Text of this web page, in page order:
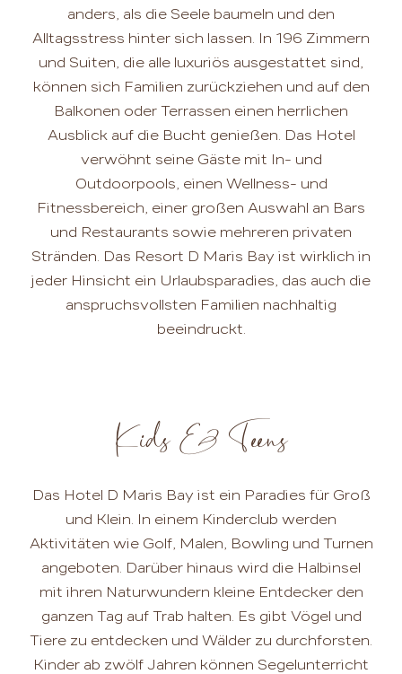
anders, als die Seele baumeln und den
Alltagsstress hinter sich lassen. In 196 Zimmern
und Suiten, die alle luxuriös ausgestattet sind,
können sich Familien zurückziehen und auf den
Balkonen oder Terrassen einen herrlichen
Ausblick auf die Bucht genießen. Das Hotel
verwöhnt seine Gäste mit In- und
Outdoorpools, einen Wellness- und
Fitnessbereich, einer großen Auswahl an Bars
und Restaurants sowie mehreren privaten
Stränden. Das Resort D Maris Bay ist wirklich in
jeder Hinsicht ein Urlaubsparadies, das auch die
anspruchsvollsten Familien nachhaltig
beeindruckt.
Kids & Teens
Das Hotel D Maris Bay ist ein Paradies für Groß
und Klein. In einem Kinderclub werden
Aktivitäten wie Golf, Malen, Bowling und Turnen
angeboten. Darüber hinaus wird die Halbinsel
mit ihren Naturwundern kleine Entdecker den
ganzen Tag auf Trab halten. Es gibt Vögel und
Tiere zu entdecken und Wälder zu durchforsten.
Kinder ab zwölf Jahren können Segelunterricht